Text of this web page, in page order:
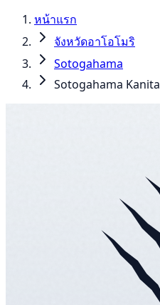
หน้าแรก
จังหวัดอาโอโมริ
Sotogahama
Sotogahama Kanita